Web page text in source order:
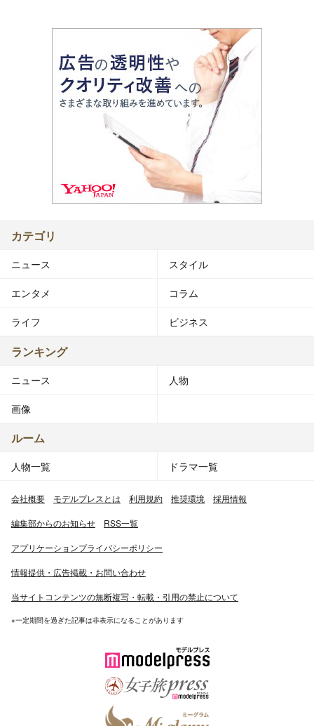
カテゴリ
ニュース スタイル
エンタメ コラム
ライフ ビジネス
ランキング
ニュース 人物
画像
ルーム
人物一覧 ドラマ一覧
会社概要 モデルプレスとは 利用規約 推奨環境 採用情報
編集部からのお知らせ RSS一覧
アプリケーションプライバシーポリシー
情報提供・広告掲載・お問い合わせ
当サイトコンテンツの無断複写・転載・引用の禁止について
※一定期間を過ぎた記事は非表示になることがあります